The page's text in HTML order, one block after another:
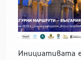
Инициативата